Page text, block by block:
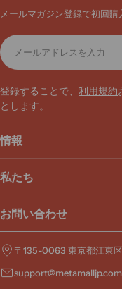
メールマガジン登録で初回購
メ
ー
ル
ド
レ
登録することで、 利用規約
とします。
情報
私たち
お問い合わせ
〒135-0063 東京都江東
support@metamalljp.com